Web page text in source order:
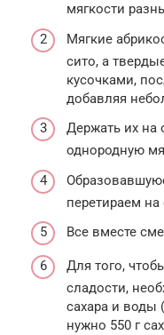
мягкости
Мягкие
сито, а
кусочками,
добавляя
Держать их на
однородную
перетираем на
Все вместе
Для того,
сладости,
сахара и воды
нужно 550 г